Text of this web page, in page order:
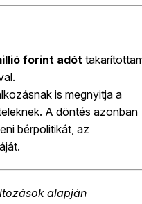
forint adót
is megnyitja a
A döntés azonban
bérpolitikát, az
alapján